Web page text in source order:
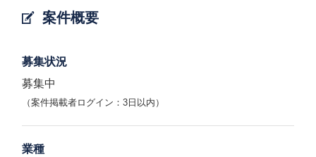
案件概要
募集状況
募集中
（案件掲載者ログイン：3日以内）
業種